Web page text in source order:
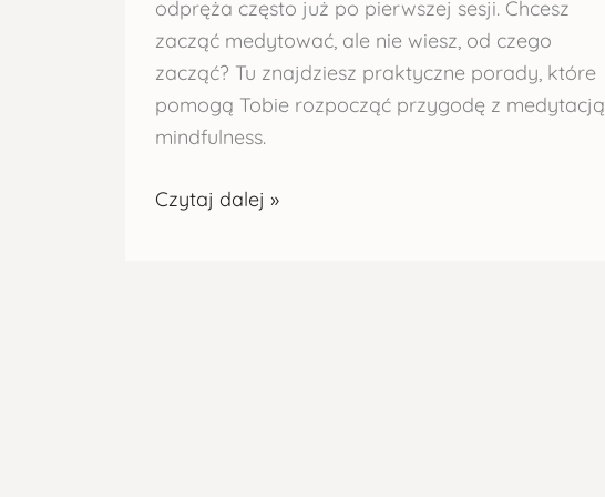
odpręża często już po pierwszej sesji. Chcesz
zacząć medytować, ale nie wiesz, od czego
zacząć? Tu znajdziesz praktyczne porady, które
pomogą Tobie rozpocząć przygodę z medytacją
mindfulness.
Czytaj dalej »